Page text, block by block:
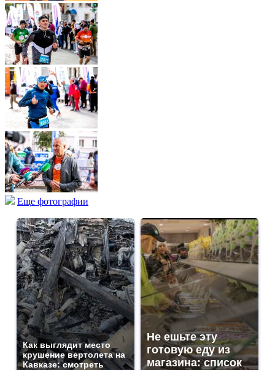
Еще фотографии
Как выглядит место
крушение вертолета на
Кавказе: смотреть
Не ешьте эту
готовую еду из
магазина: список